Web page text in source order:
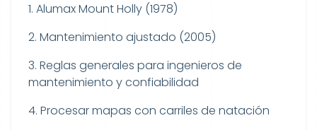
1. Alumax Mount Holly (1978)
2. Mantenimiento ajustado (2005)
3. Reglas generales para ingenieros de
mantenimiento y confiabilidad
4. Procesar mapas con carriles de natación